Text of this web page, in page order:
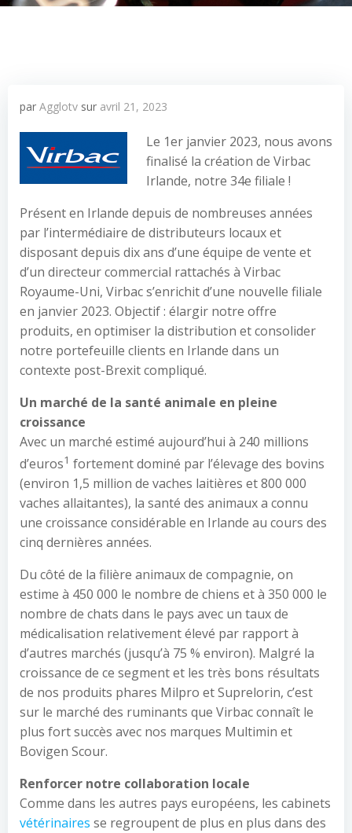
par Agglotv sur avril 21, 2023
Le 1er janvier 2023, nous avons
finalisé la création de Virbac
Irlande, notre 34e filiale !
Présent en Irlande depuis de nombreuses années
par l’intermédiaire de distributeurs locaux et
disposant depuis dix ans d’une équipe de vente et
d’un directeur commercial rattachés à Virbac
Royaume-Uni, Virbac s’enrichit d’une nouvelle filiale
en janvier 2023. Objectif : élargir notre offre
produits, en optimiser la distribution et consolider
notre portefeuille clients en Irlande dans un
contexte post-Brexit compliqué.
Un marché de la santé animale en pleine
croissance
Avec un marché estimé aujourd’hui à 240 millions
d’euros1 fortement dominé par l’élevage des bovins
(environ 1,5 million de vaches laitières et 800 000
vaches allaitantes), la santé des animaux a connu
une croissance considérable en Irlande au cours des
cinq dernières années.
Du côté de la filière animaux de compagnie, on
estime à 450 000 le nombre de chiens et à 350 000 le
nombre de chats dans le pays avec un taux de
médicalisation relativement élevé par rapport à
d’autres marchés (jusqu’à 75 % environ). Malgré la
croissance de ce segment et les très bons résultats
de nos produits phares Milpro et Suprelorin, c’est
sur le marché des ruminants que Virbac connaît le
plus fort succès avec nos marques Multimin et
Bovigen Scour.
Renforcer notre collaboration locale
Comme dans les autres pays européens, les cabinets
vétérinaires se regroupent de plus en plus dans des